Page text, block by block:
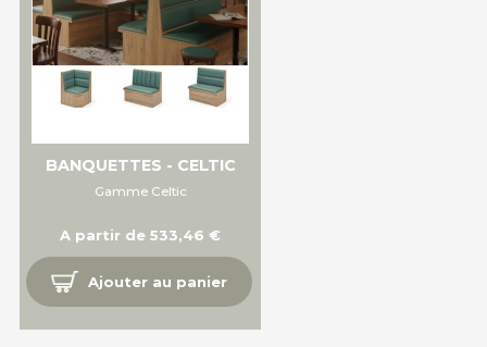
BANQUETTES - CELTIC
Gamme Celtic
A partir de 533,46 €
Ajouter au panier